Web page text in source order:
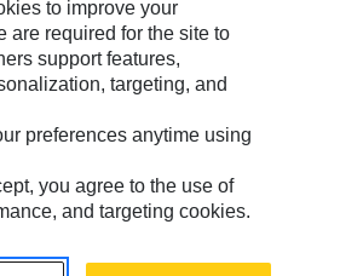
판권 소유
to improve your
are required for the site to
support features,
targeting, and
preferences anytime using
you agree to the use of
and targeting cookies.